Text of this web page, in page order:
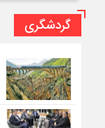
گردشگری